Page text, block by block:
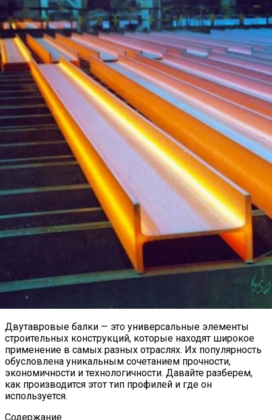
Двутавровые балки — это универсальные элементы
строительных конструкций, которые находят широкое
применение в самых разных отраслях. Их популярность
обусловлена уникальным сочетанием прочности,
экономичности и технологичности. Давайте разберем,
как производится этот тип профилей и где он
используется.
Содержание